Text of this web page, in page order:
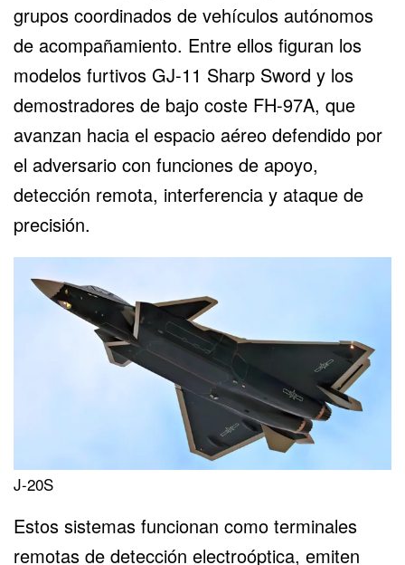
grupos coordinados de vehículos autónomos
de acompañamiento. Entre ellos figuran los
modelos furtivos GJ-11 Sharp Sword y los
demostradores de bajo coste FH-97A, que
avanzan hacia el espacio aéreo defendido por
el adversario con funciones de apoyo,
detección remota, interferencia y ataque de
precisión.
J-20S
Estos sistemas funcionan como terminales
remotas de detección electroóptica, emiten